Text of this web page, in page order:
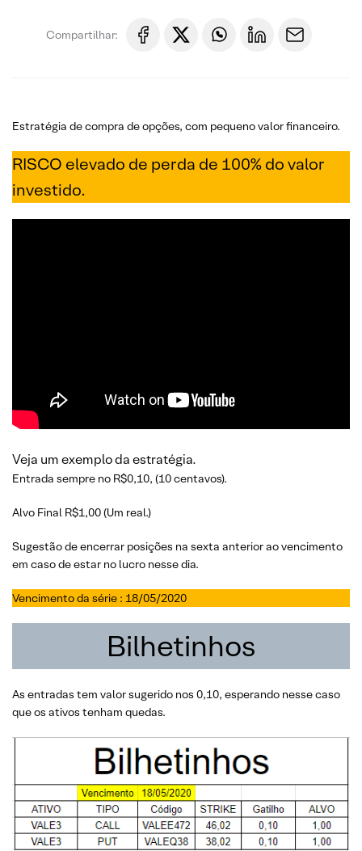
Compartilhar:
Estratégia de compra de opções, com pequeno valor financeiro.
RISCO elevado de perda de 100% do valor
investido.
Veja um exemplo da estratégia.
Entrada sempre no R$0,10, (10 centavos).
Alvo Final R$1,00 (Um real.)
Sugestão de encerrar posições na sexta anterior ao vencimento
em caso de estar no lucro nesse dia.
Vencimento da série : 18/05/2020
Bilhetinhos
As entradas tem valor sugerido nos 0,10, esperando nesse caso
que os ativos tenham quedas.